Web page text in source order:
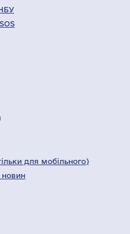
для мобільного)
новин